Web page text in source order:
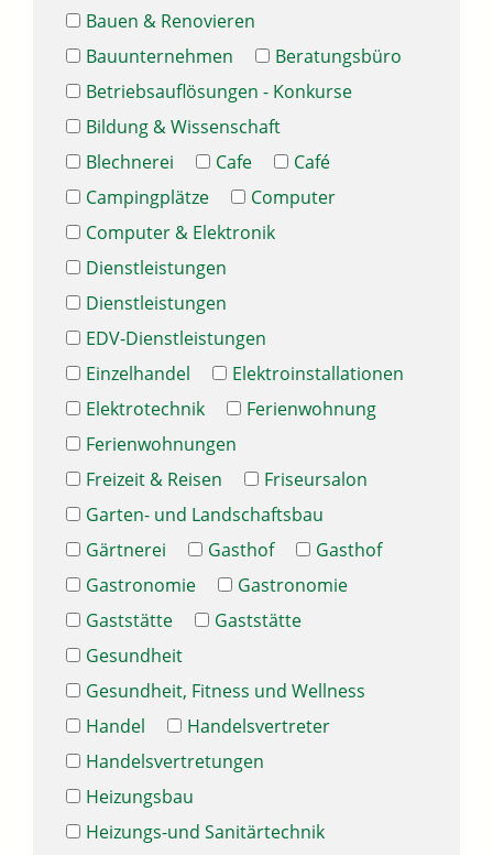
Bauen & Renovieren
Bauunternehmen
Beratungsbüro
Betriebsauflösungen - Konkurse
Bildung & Wissenschaft
Blechnerei
Cafe
Café
Campingplätze
Computer
Computer & Elektronik
Dienstleistungen
Dienstleistungen
EDV-Dienstleistungen
Einzelhandel
Elektroinstallationen
Elektrotechnik
Ferienwohnung
Ferienwohnungen
Freizeit & Reisen
Friseursalon
Garten- und Landschaftsbau
Gärtnerei
Gasthof
Gasthof
Gastronomie
Gastronomie
Gaststätte
Gaststätte
Gesundheit
Gesundheit, Fitness und Wellness
Handel
Handelsvertreter
Handelsvertretungen
Heizungsbau
Heizungs-und Sanitärtechnik